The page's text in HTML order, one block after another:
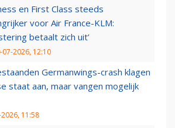
en First Class steeds
voor Air France-KLM:
betaalt zich uit’
07-2026, 12:10
Germanwings-crash klagen
staat aan, maar vangen mogelijk
11:58